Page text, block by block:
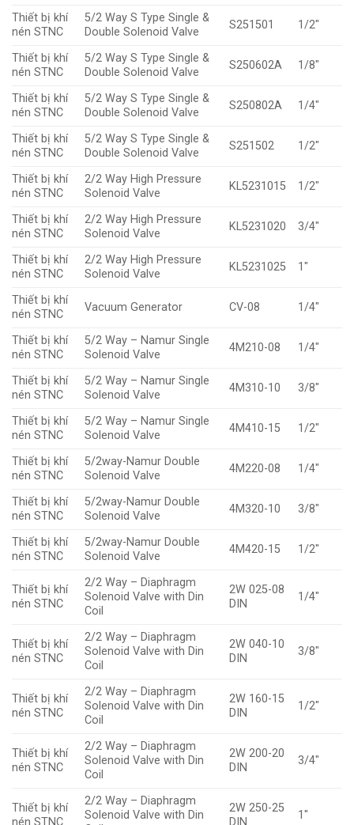
Thiết bị khí
nén STNC
5/2 Way S Type Single &
Double Solenoid Valve
S251501 1/2″
Thiết bị khí
nén STNC
5/2 Way S Type Single &
Double Solenoid Valve
S250602A 1/8″
Thiết bị khí
nén STNC
5/2 Way S Type Single &
Double Solenoid Valve
S250802A 1/4″
Thiết bị khí
nén STNC
5/2 Way S Type Single &
Double Solenoid Valve
S251502 1/2″
Thiết bị khí
nén STNC
2/2 Way High Pressure
Solenoid Valve
KL5231015 1/2″
Thiết bị khí
nén STNC
2/2 Way High Pressure
Solenoid Valve
KL5231020 3/4″
Thiết bị khí
nén STNC
2/2 Way High Pressure
Solenoid Valve
KL5231025 1″
Thiết bị khí
nén STNC
Vacuum Generator CV-08 1/4″
Thiết bị khí
nén STNC
5/2 Way – Namur Single
Solenoid Valve
4M210-08 1/4″
Thiết bị khí
nén STNC
5/2 Way – Namur Single
Solenoid Valve
4M310-10 3/8″
Thiết bị khí
nén STNC
5/2 Way – Namur Single
Solenoid Valve
4M410-15 1/2″
Thiết bị khí
nén STNC
5/2way-Namur Double
Solenoid Valve
4M220-08 1/4″
Thiết bị khí
nén STNC
5/2way-Namur Double
Solenoid Valve
4M320-10 3/8″
Thiết bị khí
nén STNC
5/2way-Namur Double
Solenoid Valve
4M420-15 1/2″
Thiết bị khí
nén STNC
2/2 Way – Diaphragm
Solenoid Valve with Din
Coil
2W 025-08
DIN
1/4″
Thiết bị khí
nén STNC
2/2 Way – Diaphragm
Solenoid Valve with Din
Coil
2W 040-10
DIN
3/8″
Thiết bị khí
nén STNC
2/2 Way – Diaphragm
Solenoid Valve with Din
Coil
2W 160-15
DIN
1/2″
Thiết bị khí
nén STNC
2/2 Way – Diaphragm
Solenoid Valve with Din
Coil
2W 200-20
DIN
3/4″
Thiết bị khí
nén STNC
2/2 Way – Diaphragm
Solenoid Valve with Din
2W 250-25
DIN
1″